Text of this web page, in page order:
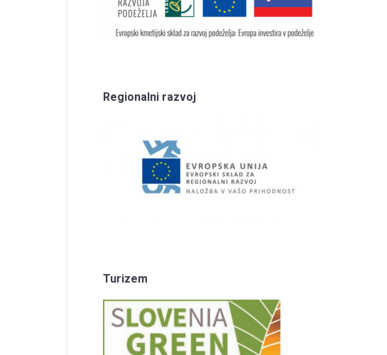
Regionalni razvoj
Turizem